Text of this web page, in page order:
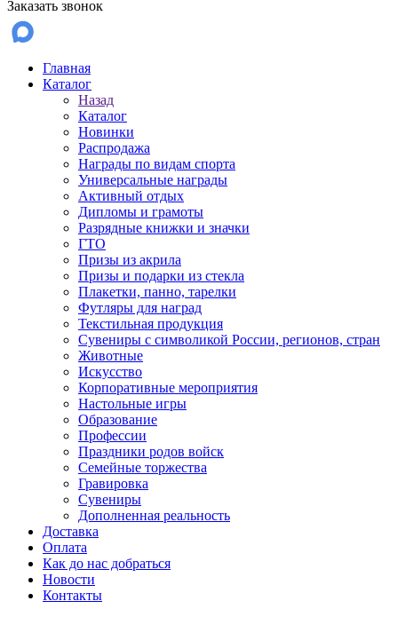
Заказать звонок
Главная
Каталог
Назад
Каталог
Новинки
Распродажа
Награды по видам спорта
Универсальные награды
Активный отдых
Дипломы и грамоты
Разрядные книжки и значки
ГТО
Призы из акрила
Призы и подарки из стекла
Плакетки, панно, тарелки
Футляры для наград
Текстильная продукция
Сувениры с символикой России, регионов, стран
Животные
Искусство
Корпоративные мероприятия
Настольные игры
Образование
Профессии
Праздники родов войск
Семейные торжества
Гравировка
Сувениры
Дополненная реальность
Доставка
Оплата
Как до нас добраться
Новости
Контакты